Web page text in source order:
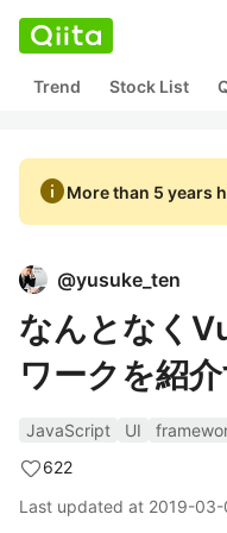
Trend Stock List
infoMore than 5 years
@yusuke_ten
なんとなく
ワークを紹
JavaScript UI
622
Last updated at 2019-03-